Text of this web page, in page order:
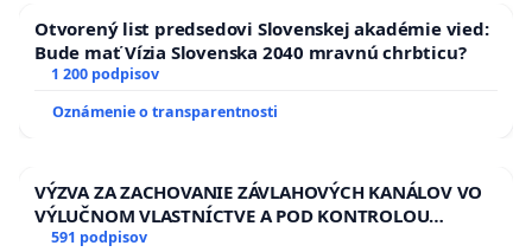
Otvorený list predsedovi Slovenskej akadémie vied:
Bude mať Vízia Slovenska 2040 mravnú chrbticu?
1 200 podpisov
Oznámenie o transparentnosti
VÝZVA ZA ZACHOVANIE ZÁVLAHOVÝCH KANÁLOV VO
VÝLUČNOM VLASTNÍCTVE A POD KONTROLOU
SLOVENSKEJ REPUBLIKY & žiadosť na riešenie
591 podpisov